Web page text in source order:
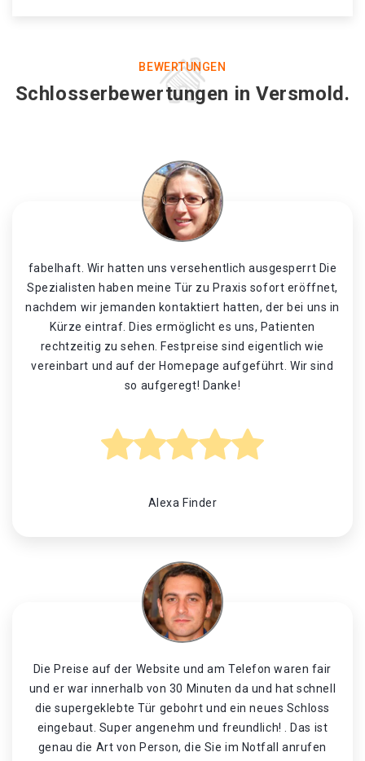
BEWERTUNGEN
Schlosserbewertungen in Versmold.
fabelhaft. Wir hatten uns versehentlich ausgesperrt Die
Spezialisten haben meine Tür zu Praxis sofort eröffnet,
nachdem wir jemanden kontaktiert hatten, der bei uns in
Kürze eintraf. Dies ermöglicht es uns, Patienten
rechtzeitig zu sehen. Festpreise sind eigentlich wie
vereinbart und auf der Homepage aufgeführt. Wir sind
so aufgeregt! Danke!
Alexa Finder
Die Preise auf der Website und am Telefon waren fair
und er war innerhalb von 30 Minuten da und hat schnell
die supergeklebte Tür gebohrt und ein neues Schloss
eingebaut. Super angenehm und freundlich! . Das ist
genau die Art von Person, die Sie im Notfall anrufen